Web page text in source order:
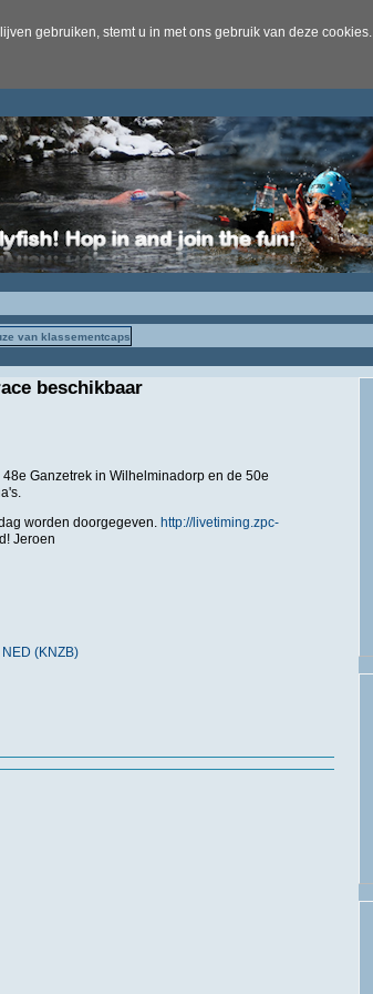
gebruiken, stemt u in met ons gebruik van deze cookies.
van klassementcaps
beschikbaar
Ganzetrek in Wilhelminadorp en de 50e
worden doorgegeven. http://livetiming.zpc-
Jeroen
(KNZB)